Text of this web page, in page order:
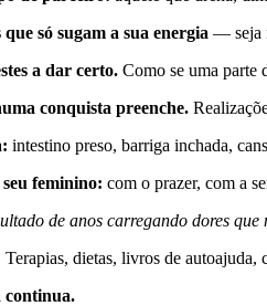
só sugam a sua energia — seja
a dar certo. Como se uma parte
conquista preenche.
intestino preso, barriga inchada,
feminino: com o prazer, com a
de anos carregando dores
dietas, livros de
continua.